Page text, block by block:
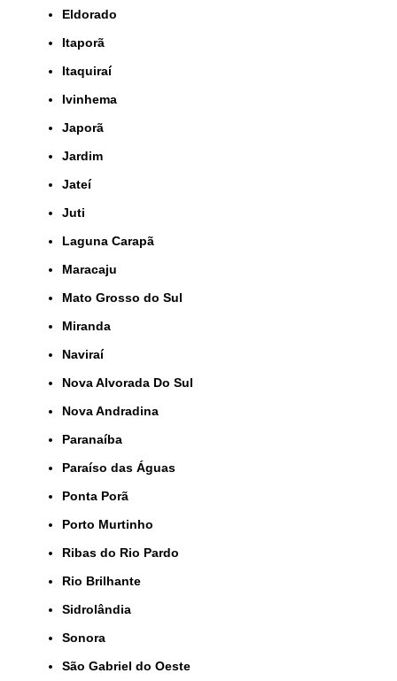
Eldorado
Itaporã
Itaquiraí
Ivinhema
Japorã
Jardim
Jateí
Juti
Laguna Carapã
Maracaju
Mato Grosso do Sul
Miranda
Naviraí
Nova Alvorada Do Sul
Nova Andradina
Paranaíba
Paraíso das Águas
Ponta Porã
Porto Murtinho
Ribas do Rio Pardo
Rio Brilhante
Sidrolândia
Sonora
São Gabriel do Oeste